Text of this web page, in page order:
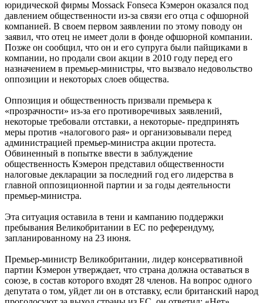
юридической фирмы Mossack Fonseca Кэмерон оказался под
давлением общественности из-за связи его отца с офшорной
компанией. В своем первом заявлении по этому поводу он
заявил, что отец не имеет доли в фонде офшорной компании.
Позже он сообщил, что он и его супруга были пайщиками в
компании, но продали свои акции в 2010 году перед его
назначением в премьер-министры, что вызвало недовольство
оппозиции и некоторых слоев общества.
Оппозиция и общественность призвали премьера к
«прозрачности» из-за его противоречивых заявлений,
некоторые требовали отставки, а некоторые- предпринять
меры против «налогового рая» и организовывали перед
администрацией премьер-министра акции протеста.
Обвиненный в попытке ввести в заблуждение
общественность Кэмерон представил общественности
налоговые декларации за последний год его лидерства в
главной оппозиционной партии и за годы деятельности
премьер-министра.
Эта ситуация оставила в тени и кампанию поддержки
пребывания Великобритании в ЕС по референдуму,
запланированному на 23 июня.
Премьер-министр Великобритании, лидер консервативной
партии Кэмерон утверждает, что страна должна оставаться в
союзе, в состав которого входят 28 членов. На вопрос одного
депутата о том, уйдет ли он в отставку, если британский народ